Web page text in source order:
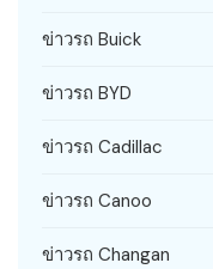
ข่าวรถ Buick
ข่าวรถ BYD
ข่าวรถ Cadillac
ข่าวรถ Canoo
ข่าวรถ Changan